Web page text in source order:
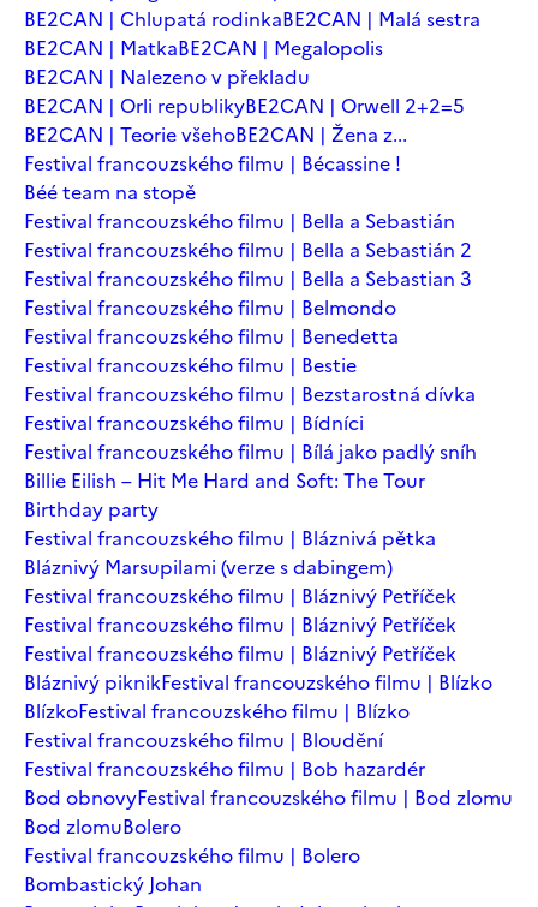
BE2CAN | Chlupatá rodinkaBE2CAN | Malá sestra
BE2CAN | MatkaBE2CAN | Megalopolis
BE2CAN | Nalezeno v překladu
BE2CAN | Orli republikyBE2CAN | Orwell 2+2=5
BE2CAN | Teorie všehoBE2CAN | Žena z...
Festival francouzského filmu | Bécassine !
Béé team na stopě
Festival francouzského filmu | Bella a Sebastián
Festival francouzského filmu | Bella a Sebastián 2
Festival francouzského filmu | Bella a Sebastian 3
Festival francouzského filmu | Belmondo
Festival francouzského filmu | Benedetta
Festival francouzského filmu | Bestie
Festival francouzského filmu | Bezstarostná dívka
Festival francouzského filmu | Bídníci
Festival francouzského filmu | Bílá jako padlý sníh
Billie Eilish – Hit Me Hard and Soft: The Tour
Birthday party
Festival francouzského filmu | Bláznivá pětka
Bláznivý Marsupilami (verze s dabingem)
Festival francouzského filmu | Bláznivý Petříček
Festival francouzského filmu | Bláznivý Petříček
Festival francouzského filmu | Bláznivý Petříček
Bláznivý piknikFestival francouzského filmu | Blízko
BlízkoFestival francouzského filmu | Blízko
Festival francouzského filmu | Bloudění
Festival francouzského filmu | Bob hazardér
Bod obnovyFestival francouzského filmu | Bod zlomu
Bod zlomuBolero
Festival francouzského filmu | Bolero
Bombastický Johan